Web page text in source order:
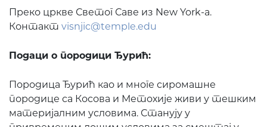
Преко цркве Светог Саве из New York-a.
Контакт visnjic@temple.edu
Подаци о породици Ђурић:
Породица Ђурић као и многе сиромашне
породице са Косова и Метохије живи у тешким
материјалним условима. Станују у